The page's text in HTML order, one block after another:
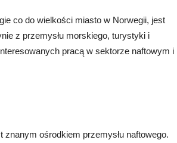
co do wielkości miasto w Norwegii, jest
z przemysłu morskiego, turystyki i
pracą w sektorze naftowym i
znanym ośrodkiem przemysłu naftowego.